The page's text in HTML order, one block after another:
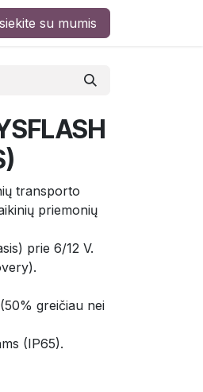
su mumis
transporto
priemonių
prie 6/12 V.
greičiau nei
(IP65).